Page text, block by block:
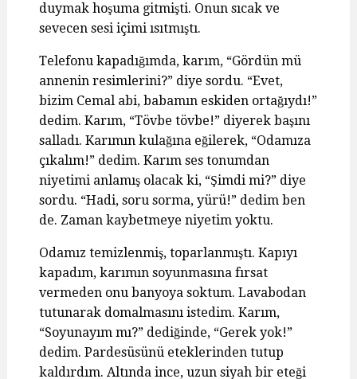
duymak hoşuma gitmişti. Onun sıcak ve
sevecen sesi içimi ısıtmıştı.
Telefonu kapadığımda, karım, “Gördün mü
annenin resimlerini?” diye sordu. “Evet,
bizim Cemal abi, babamın eskiden ortağıydı!”
dedim. Karım, “Tövbe tövbe!” diyerek başını
salladı. Karımın kulağına eğilerek, “Odamıza
çıkalım!” dedim. Karım ses tonumdan
niyetimi anlamış olacak ki, “Şimdi mi?” diye
sordu. “Hadi, soru sorma, yürü!” dedim ben
de. Zaman kaybetmeye niyetim yoktu.
Odamız temizlenmiş, toparlanmıştı. Kapıyı
kapadım, karımın soyunmasına fırsat
vermeden onu banyoya soktum. Lavabodan
tutunarak domalmasını istedim. Karım,
“Soyunayım mı?” dediğinde, “Gerek yok!”
dedim. Pardesüsünü eteklerinden tutup
kaldırdım. Altında ince, uzun siyah bir eteği